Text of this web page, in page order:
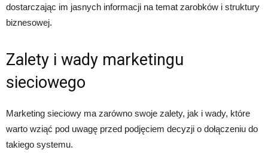
dostarczając im jasnych informacji na temat zarobków i struktury
biznesowej.
Zalety i wady marketingu
sieciowego
Marketing sieciowy ma zarówno swoje zalety, jak i wady, które
warto wziąć pod uwagę przed podjęciem decyzji o dołączeniu do
takiego systemu.